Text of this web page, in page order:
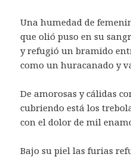
Una humedad de
que olió puso en su
y refugió un bramido
como un huracanado y
De amorosas y cálidas
cubriendo está los
con el dolor de mil
Bajo su piel las furias